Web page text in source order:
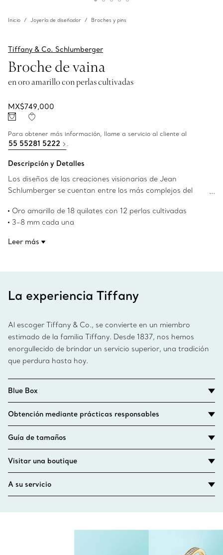
Inicio Joyería de diseñador Broches y pins
Tiffany & Co. Schlumberger
Broche de vaina
en oro amarillo con perlas cultivadas
MX$749,000
Para obtener más información, llame a servicio al cliente al
55 55281 5222 .
Descripción y Detalles
Los diseños de las creaciones visionarias de Jean
Schlumberger se cuentan entre los más complejos del
y las lujosas perlas cultivadas definen este broche
llamativo y transforman el simple diseño en forma de
Oro amarillo de 18 quilates con 12 perlas cultivadas
3-8 mm cada una
Leer más
La experiencia Tiffany
Al escoger Tiffany & Co., se convierte en un miembro
estimado de la familia Tiffany. Desde 1837, nos hemos
enorgullecido de brindar un servicio superior, una tradición
que perdura hasta hoy.
Blue Box
Obtención mediante prácticas responsables
Guía de tamaños
Visitar una boutique
A su servicio